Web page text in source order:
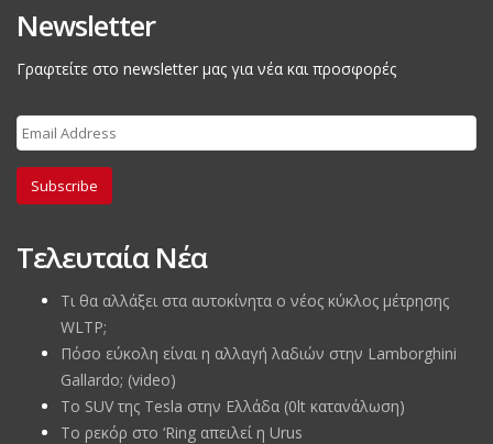
Newsletter
Γραφτείτε στο newsletter μας για νέα και προσφορές
Subscribe
Τελευταία Νέα
Τι θα αλλάξει στα αυτοκίνητα ο νέος κύκλος μέτρησης
WLTP;
Πόσο εύκολη είναι η αλλαγή λαδιών στην Lamborghini
Gallardo; (video)
Το SUV της Tesla στην Ελλάδα (0lt κατανάλωση)
To ρεκόρ στο ‘Ring απειλεί η Urus